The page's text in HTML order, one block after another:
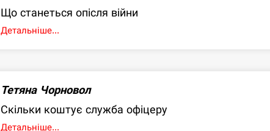
Що станеться опісля війни
Детальніше...
Тетяна Чорновол
Скільки коштує служба офіцеру
Детальніше...